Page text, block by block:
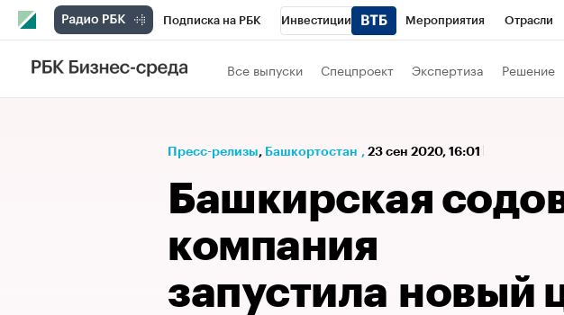
Подписка на РБК Инвестиции Мероприятия Отрасли
РБК Вино
Проверка контрагентов
Все выпуски Спецпроект Экспертиза Решение
Пресс-релизы⁠, Башкортостан , 23 сен 2020, 16:01
Башкирская
компания
запустила новый